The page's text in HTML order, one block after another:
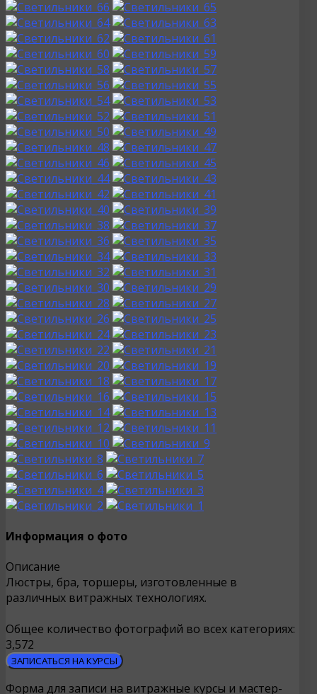
Информация о фото
Описание
Люстры, бра, торшеры, изготовленные в
различных витражных технологиях.
Общее количество фотографий во всех категориях:
3,572
ЗАПИСАТЬСЯ НА КУРСЫ
Форма для записи на витражные курсы и мастер-